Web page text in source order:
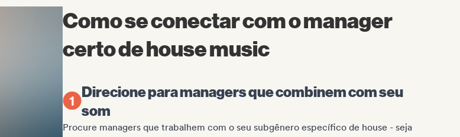
Como se conectar com o manager
certo de house music
Direcione para managers que combinem com seu
som
Procure managers que trabalhem com o seu subgênero específico de house - seja